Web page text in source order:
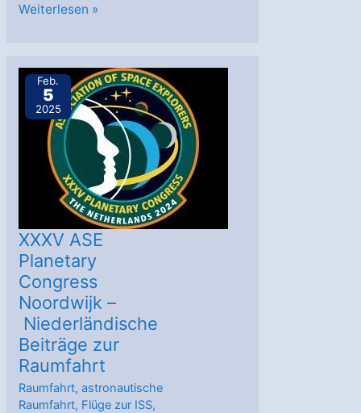
XXXV.
Congress
Noordwijk
Starliner-
Programm
die
Zusammenarbeit
zwischen
NASA
und
Boeing
Weiterlesen »
Feb.
5
2025
XXXV ASE
Planetary
Congress
Noordwijk –
Niederländische
Beiträge zur
Raumfahrt
Raumfahrt,astronautische
Raumfahrt, Flüge zur ISS,